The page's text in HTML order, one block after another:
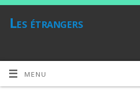
Les étrangers
MENU